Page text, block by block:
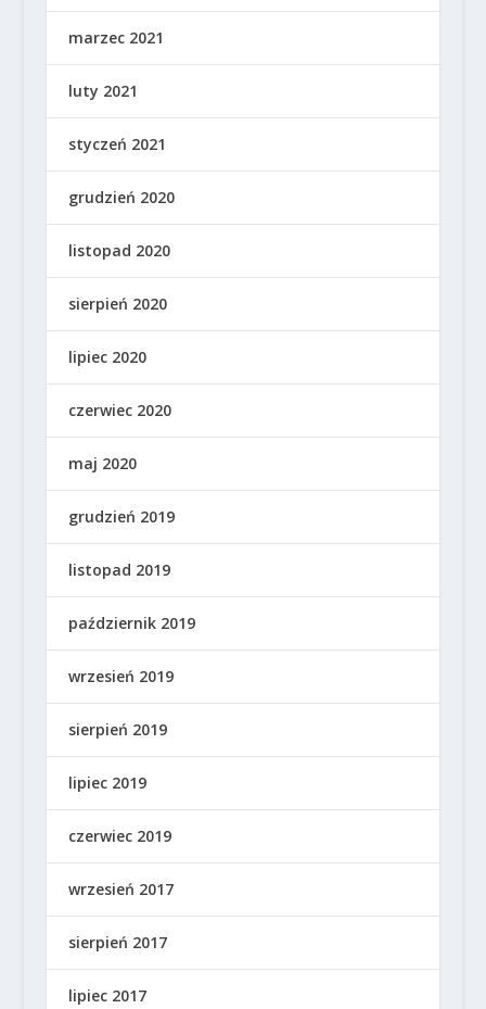
marzec 2021
luty 2021
styczeń 2021
grudzień 2020
listopad 2020
sierpień 2020
lipiec 2020
czerwiec 2020
maj 2020
grudzień 2019
listopad 2019
październik 2019
wrzesień 2019
sierpień 2019
lipiec 2019
czerwiec 2019
wrzesień 2017
sierpień 2017
lipiec 2017